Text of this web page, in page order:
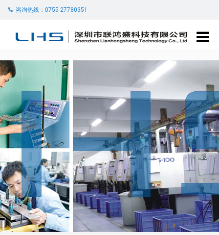
咨询热线：0755-27780351